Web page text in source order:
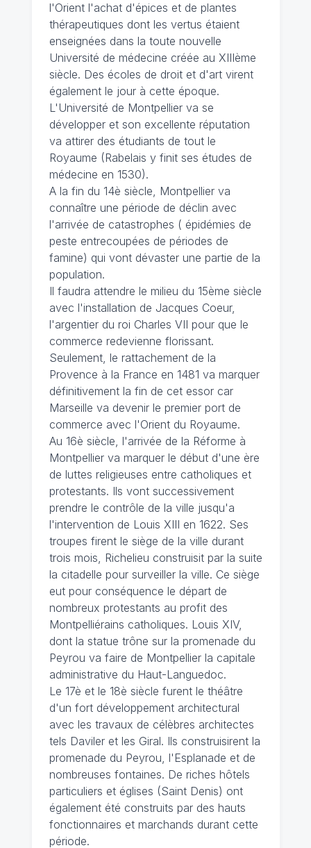
l'Orient l'achat d'épices et de plantes
thérapeutiques dont les vertus étaient
enseignées dans la toute nouvelle
Université de médecine créée au XIIIème
siècle. Des écoles de droit et d'art virent
également le jour à cette époque.
L'Université de Montpellier va se
développer et son excellente réputation
va attirer des étudiants de tout le
Royaume (Rabelais y finit ses études de
médecine en 1530).
A la fin du 14è siècle, Montpellier va
connaître une période de déclin avec
l'arrivée de catastrophes ( épidémies de
peste entrecoupées de périodes de
famine) qui vont dévaster une partie de la
population.
Il faudra attendre le milieu du 15ème siècle
avec l'installation de Jacques Coeur,
l'argentier du roi Charles VII pour que le
commerce redevienne florissant.
Seulement, le rattachement de la
Provence à la France en 1481 va marquer
définitivement la fin de cet essor car
Marseille va devenir le premier port de
commerce avec l'Orient du Royaume.
Au 16è siècle, l'arrivée de la Réforme à
Montpellier va marquer le début d'une ère
de luttes religieuses entre catholiques et
protestants. Ils vont successivement
prendre le contrôle de la ville jusqu'a
l'intervention de Louis XIII en 1622. Ses
troupes firent le siège de la ville durant
trois mois, Richelieu construisit par la suite
la citadelle pour surveiller la ville. Ce siège
eut pour conséquence le départ de
nombreux protestants au profit des
Montpelliérains catholiques. Louis XIV,
dont la statue trône sur la promenade du
Peyrou va faire de Montpellier la capitale
administrative du Haut-Languedoc.
Le 17è et le 18è siècle furent le théâtre
d'un fort développement architectural
avec les travaux de célèbres architectes
tels Daviler et les Giral. Ils construisirent la
promenade du Peyrou, l'Esplanade et de
nombreuses fontaines. De riches hôtels
particuliers et églises (Saint Denis) ont
également été construits par des hauts
fonctionnaires et marchands durant cette
période.